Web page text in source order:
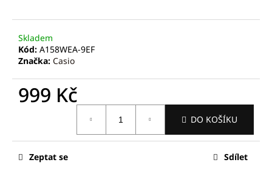
Skladem
Kód: A158WEA-9EF
Značka: Casio
999 Kč
DO KOŠÍKU
Zeptat se Sdílet
D
o
p
u
j
e
m